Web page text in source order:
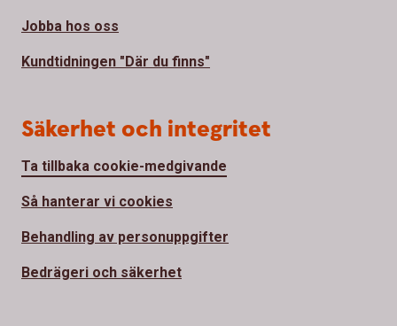
Jobba hos oss
Kundtidningen "Där du finns"
Säkerhet och integritet
Ta tillbaka cookie-medgivande
Så hanterar vi cookies
Behandling av personuppgifter
Bedrägeri och säkerhet